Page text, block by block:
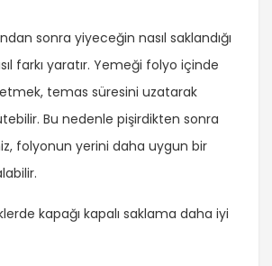
sonra yiyeceğin nasıl saklandığı
farkı yaratır. Yemeği folyo içinde
temas süresini uzatarak
Bu nedenle pişirdikten sonra
folyonun yerini daha uygun bir
kapağı kapalı saklama daha iyi